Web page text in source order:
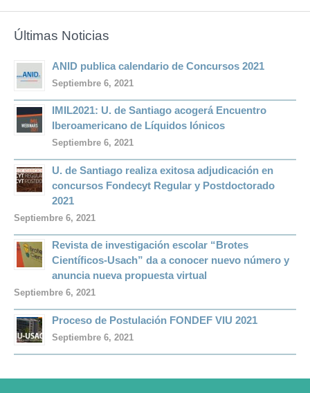
Últimas Noticias
ANID publica calendario de Concursos 2021
Septiembre 6, 2021
IMIL2021: U. de Santiago acogerá Encuentro
Iberoamericano de Líquidos Iónicos
Septiembre 6, 2021
U. de Santiago realiza exitosa adjudicación en
concursos Fondecyt Regular y Postdoctorado
2021
Septiembre 6, 2021
Revista de investigación escolar “Brotes
Científicos-Usach” da a conocer nuevo número y
anuncia nueva propuesta virtual
Septiembre 6, 2021
Proceso de Postulación FONDEF VIU 2021
Septiembre 6, 2021